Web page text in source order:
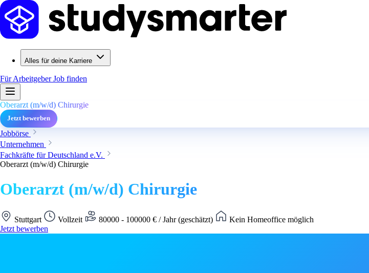
Alles für deine Karriere
Für ArbeitgeberJob finden
Oberarzt (m/w/d) Chirurgie
Jetzt bewerben
Jobbörse
Unternehmen
Fachkräfte für Deutschland e.V.
Oberarzt (m/w/d) Chirurgie
Oberarzt (m/w/d) Chirurgie
Stuttgart Vollzeit 80000 - 100000 € / Jahr (geschätzt)
Kein Homeoffice möglich
Jetzt bewerben